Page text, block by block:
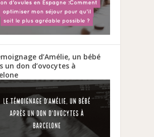
d’Amélie, un bébé
un don d’ovocytes à